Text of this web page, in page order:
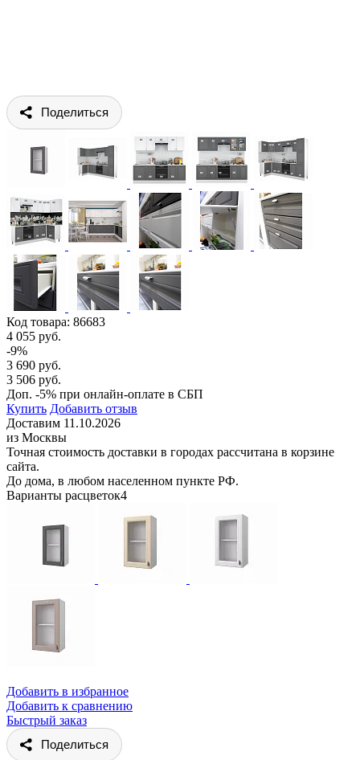
Поделиться
Код товара: 86683
4 055 руб.
-9%
3 690 руб.
3 506 руб.
Доп. -5% при онлайн-оплате в СБП
Купить Добавить отзыв
Доставим 11.10.2026
из Москвы
Точная стоимость доставки в городах рассчитана в корзине
сайта.
До дома, в любом населенном пункте РФ.
Варианты расцветок4
Добавить в избранное
Добавить к сравнению
Быстрый заказ
Поделиться